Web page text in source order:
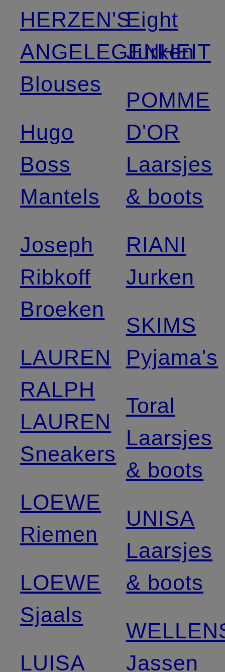
HERZEN'S
ANGELEGENHEIT
Blouses
Hugo
Boss
Mantels
Joseph
Ribkoff
Broeken
LAUREN
RALPH
LAUREN
Sneakers
LOEWE
Riemen
LOEWE
Sjaals
LUISA
Eight
Jurken
POMME
D'OR
Laarsjes
& boots
RIANI
Jurken
SKIMS
Pyjama's
Toral
Laarsjes
& boots
UNISA
Laarsjes
& boots
Jassen